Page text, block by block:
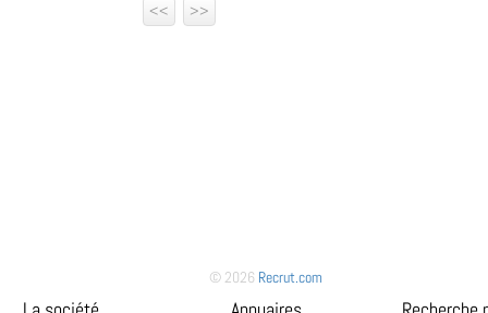
<<
>>
© 2026 Recrut.com